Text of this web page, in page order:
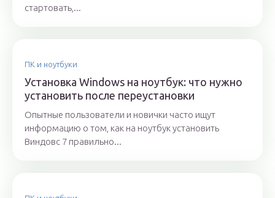
стартовать,...
ПК и ноутбуки
Установка Windows на ноутбук: что нужно
установить после переустановки
Опытные пользователи и новички часто ищут
информацию о том, как на ноутбук установить
Виндовс 7 правильно...